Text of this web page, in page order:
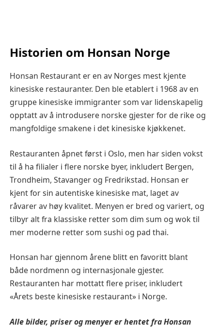
Historien om Honsan Norge
Honsan Restaurant er en av Norges mest kjente
kinesiske restauranter. Den ble etablert i 1968 av en
gruppe kinesiske immigranter som var lidenskapelig
opptatt av å introdusere norske gjester for de rike og
mangfoldige smakene i det kinesiske kjøkkenet.
Restauranten åpnet først i Oslo, men har siden vokst
til å ha filialer i flere norske byer, inkludert Bergen,
Trondheim, Stavanger og Fredrikstad. Honsan er
kjent for sin autentiske kinesiske mat, laget av
råvarer av høy kvalitet. Menyen er bred og variert, og
tilbyr alt fra klassiske retter som dim sum og wok til
mer moderne retter som sushi og pad thai.
Honsan har gjennom årene blitt en favoritt blant
både nordmenn og internasjonale gjester.
Restauranten har mottatt flere priser, inkludert
«Årets beste kinesiske restaurant» i Norge.
Alle bilder, priser og menyer er hentet fraHonsan